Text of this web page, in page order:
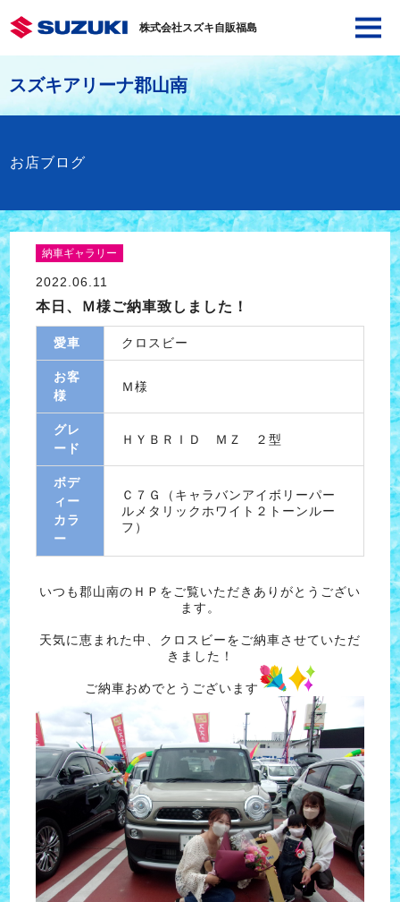
株式会社スズキ自販福島
スズキアリーナ郡山南
お店ブログ
納車ギャラリー
2022.06.11
本日、Ｍ様ご納車致しました！
愛車 クロスビー
お客
様
Ｍ様
グレ
ード
ＨＹＢＲＩＤ ＭＺ ２型
ボデ
ィー
カラ
ー
Ｃ７Ｇ（キャラバンアイボリーパー
ルメタリックホワイト２トーンルー
フ）
いつも郡山南のＨＰをご覧いただきありがとうござい
ます。
天気に恵まれた中、クロスビーをご納車させていただ
きました！
ご納車おめでとうございます